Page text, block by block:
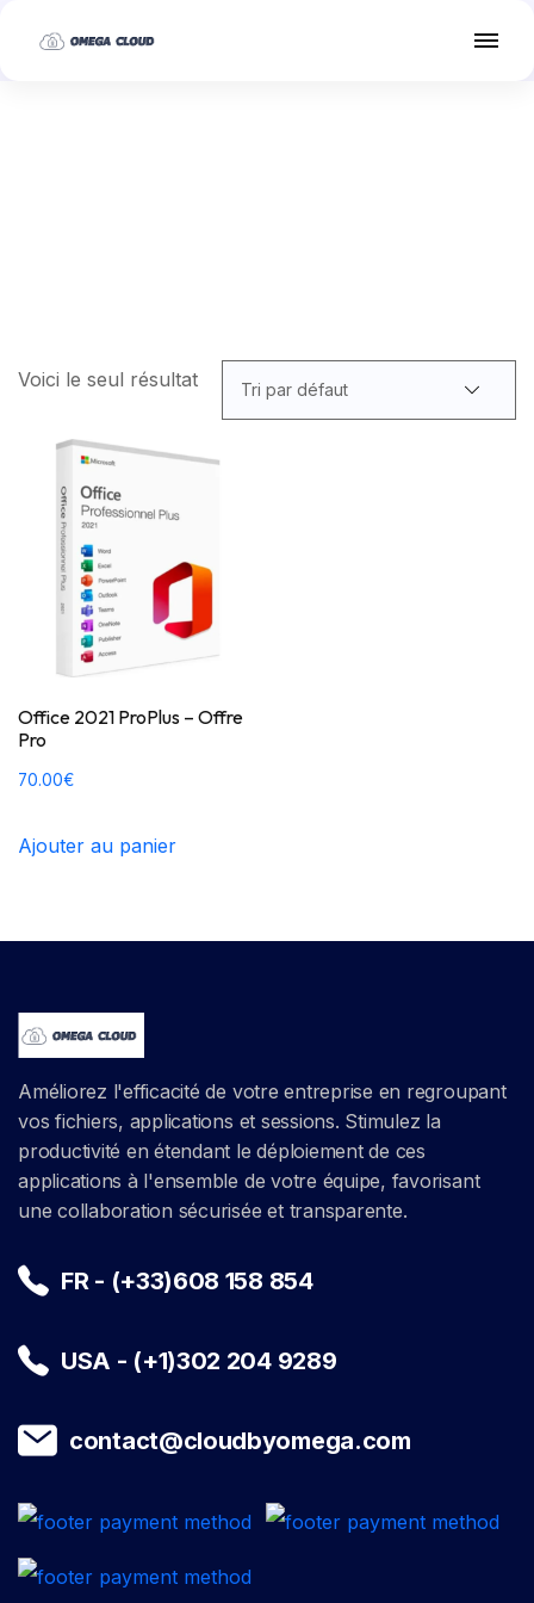
Voici le seul résultat
Office 2021 ProPlus – Offre
Pro
70.00€
Ajouter au panier
Améliorez l'efficacité de votre entreprise en regroupant
vos fichiers, applications et sessions. Stimulez la
productivité en étendant le déploiement de ces
applications à l'ensemble de votre équipe, favorisant
une collaboration sécurisée et transparente.
FR - (+33)608 158 854
USA - (+1)302 204 9289
contact@cloudbyomega.com